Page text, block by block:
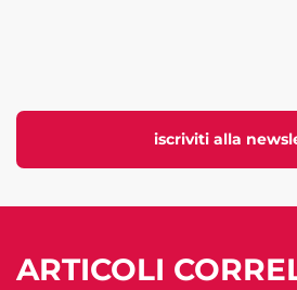
iscriviti alla
ARTICOLI